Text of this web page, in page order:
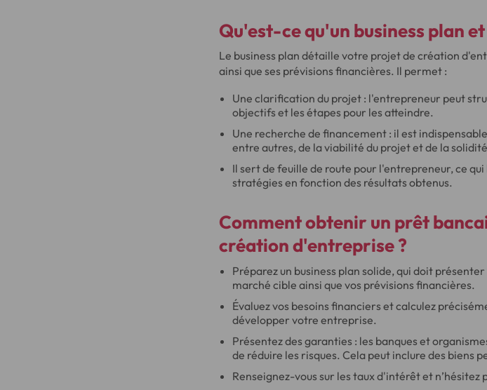
Qu'est-ce qu'un business plan
Le business plan détaille votre projet de création
ainsi que ses prévisions financières. Il permet :
Une clarification du projet : l'entrepreneur peut
objectifs et les étapes pour les atteindre.
Une recherche de financement : il est
entre autres, de la viabilité du projet et de la
Il sert de feuille de route pour l'entrepreneur, ce
stratégies en fonction des résultats obtenus.
Comment obtenir un prêt
création d'entreprise ?
Préparez un business plan solide, qui doit
marché cible ainsi que vos prévisions financières.
Évaluez vos besoins financiers et calculez
développer votre entreprise.
Présentez des garanties : les banques et
de réduire les risques. Cela peut inclure des biens
Renseignez-vous sur les taux d'intérêt et